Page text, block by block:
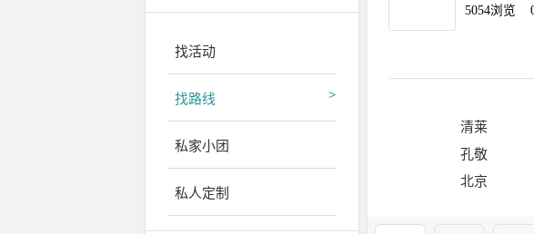
找活动
找路线
私家小团
私人定制
5054浏览
清莱
孔敬
北京